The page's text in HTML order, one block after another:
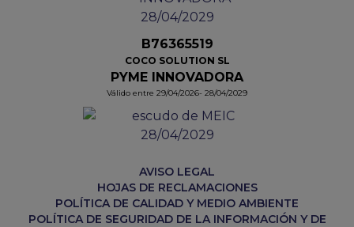
B76365519
COCO SOLUTION SL
PYME INNOVADORA
Válido entre 29/04/2026- 28/04/2029
AVISO LEGAL
HOJAS DE RECLAMACIONES
POLÍTICA DE CALIDAD Y MEDIO AMBIENTE
POLÍTICA DE SEGURIDAD DE LA INFORMACIÓN Y DE